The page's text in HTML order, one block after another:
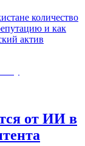
количество
и как
актив
от ИИ в